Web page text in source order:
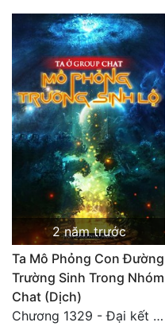
2 năm trước
Ta Mô Phỏng Con Đường
Trường Sinh Trong Nhóm
Chat (Dịch)
Chương 1329 - Đại kết cục